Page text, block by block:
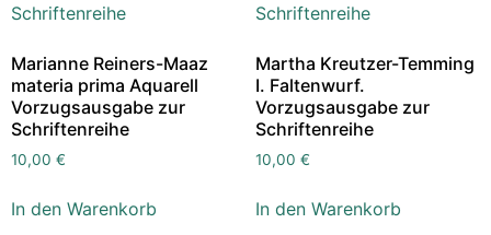
Marianne Reiners-Maaz
materia prima Aquarell
Vorzugsausgabe zur
Schriftenreihe
10,00 €
In den Warenkorb
Martha Kreutzer-Temming
I. Faltenwurf.
Vorzugsausgabe zur
Schriftenreihe
10,00 €
In den Warenkorb